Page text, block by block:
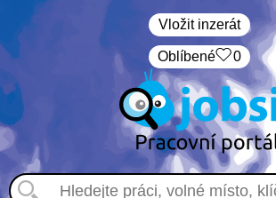
Vložit inzerát
Oblíbené 0